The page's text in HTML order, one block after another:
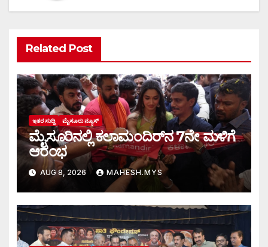
Related Post
ಇತರ ಸುದ್ದಿ ಮೈಸೂರು ನ್ಯೂಸ್
ಮೈಸೂರಿನಲ್ಲಿ ಕಲಾಮಂದಿರ್‌ನ 7ನೇ ಮಳಿಗೆ
ಆರಂಭ
AUG 8, 2026 MAHESH.MYS